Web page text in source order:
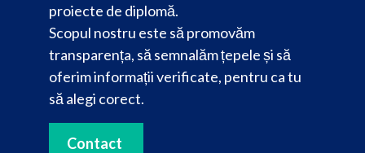
proiecte de diplomă.
Scopul nostru este să promovăm
transparența, să semnalăm țepele și să
oferim informații verificate, pentru ca tu
să alegi corect.
Contact